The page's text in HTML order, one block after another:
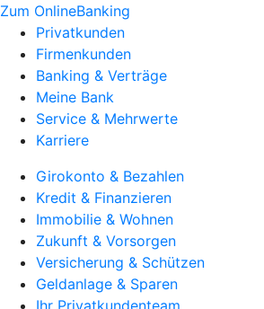
Zum OnlineBanking
Privatkunden
Firmenkunden
Banking & Verträge
Meine Bank
Service & Mehrwerte
Karriere
Girokonto & Bezahlen
Kredit & Finanzieren
Immobilie & Wohnen
Zukunft & Vorsorgen
Versicherung & Schützen
Geldanlage & Sparen
Ihr Privatkundenteam